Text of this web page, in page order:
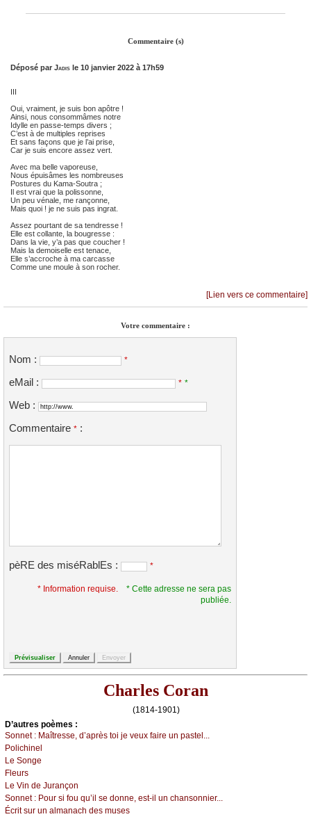
Commentaire (s)
Déposé par Jadis le 10 janvier 2022 à 17h59
III
Oui, vraiment, je suis bon apôtre !
Ainsi, nous consommâmes notre
Idylle en passe-temps divers ;
C’est à de multiples reprises
Et sans façons que je l’ai prise,
Car je suis encore assez vert.
Avec ma belle vaporeuse,
Nous épuisâmes les nombreuses
Postures du Kama-Soutra ;
Il est vrai que la polissonne,
Un peu vénale, me rançonne,
Mais quoi ! je ne suis pas ingrat.
Assez pourtant de sa tendresse !
Elle est collante, la bougresse :
Dans la vie, y’a pas que coucher !
Mais la demoiselle est tenace,
Elle s’accroche à ma carcasse
Comme une moule à son rocher.
[Lien vers ce commentaire]
Votre commentaire :
Nom : *
eMail : * *
Web :
Commentaire * :
pèRE des miséRablEs : *
* Information requise.
* Cette adresse ne sera pas
publiée.
Charles Coran
(1814-1901)
D’autrеs pоèmеs :
Sоnnеt : Μаîtrеssе, d’аprès tоi је vеuх fаirе un pаstеl...
Ρоliсhinеl
Lе Sоngе
Flеurs
Lе Vin dе Jurаnçоn
Sоnnеt : Ρоur si fоu qu’il sе dоnnе, еst-il un сhаnsоnniеr...
Éсrit sur un аlmаnасh dеs musеs